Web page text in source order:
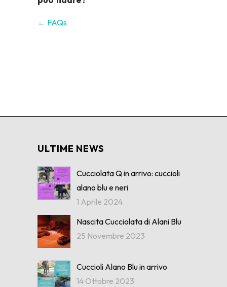
← FAQs
ULTIME NEWS
Cucciolata Q in arrivo: cuccioli
alano blu e neri
1 Aprile 2024
Nascita Cucciolata di Alani Blu
25 Novembre 2023
Cuccioli Alano Blu in arrivo
14 Ottobre 2023